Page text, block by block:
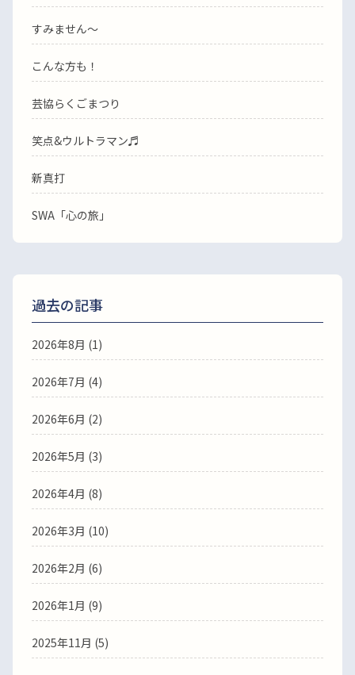
すみません〜
こんな方も！
芸協らくごまつり
笑点&ウルトラマン♬
新真打
SWA「心の旅」
過去の記事
2026年8月 (1)
2026年7月 (4)
2026年6月 (2)
2026年5月 (3)
2026年4月 (8)
2026年3月 (10)
2026年2月 (6)
2026年1月 (9)
2025年11月 (5)